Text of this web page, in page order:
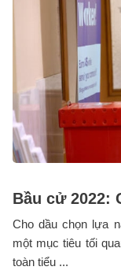
Bầu cử 2022:
Cho dầu chọn lựa
một mục tiêu tối
toàn tiểu ...